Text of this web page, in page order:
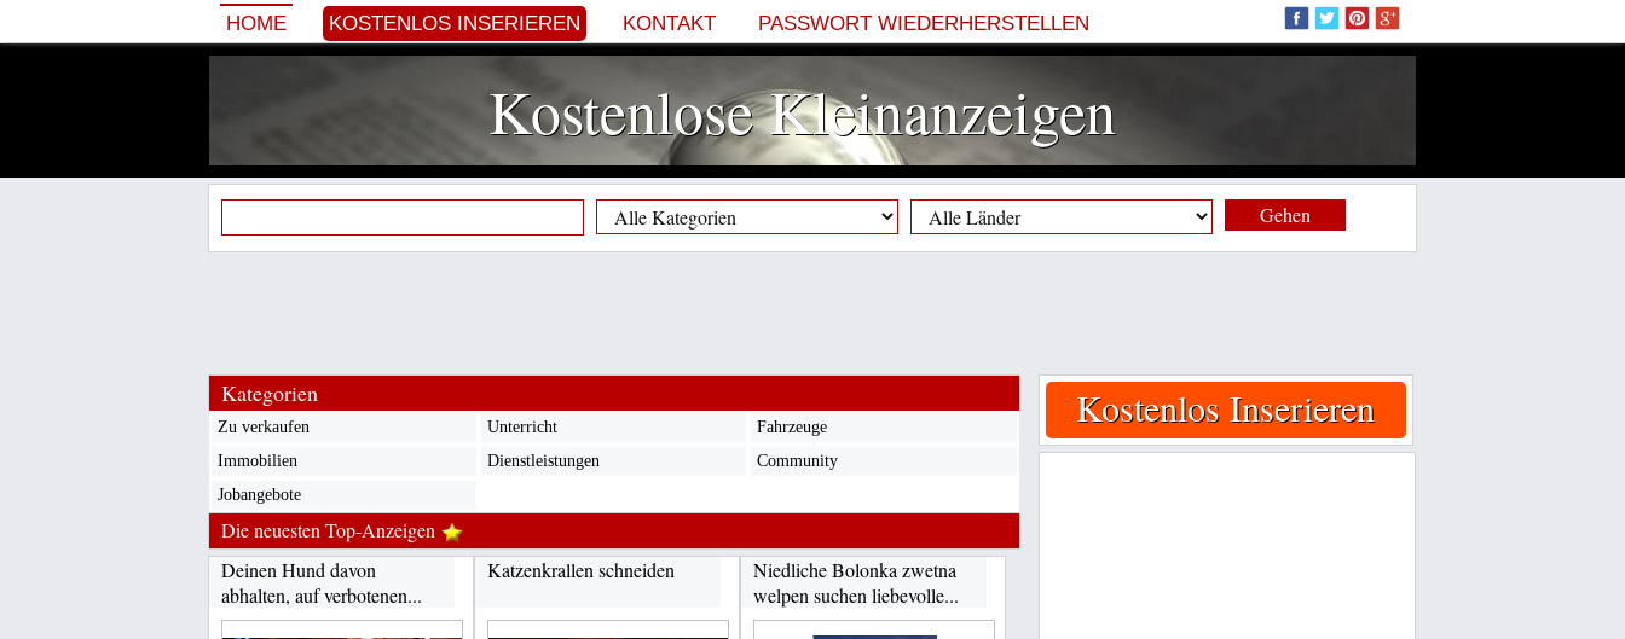
HOME KOSTENLOS INSERIEREN KONTAKT PASSWORT WIEDERHERSTELLEN
Kostenlose Kleinanzeigen
Gehen
Kategorien
Zu verkaufen Unterricht
Fahrzeuge
Immobilien
Dienstleistungen
Community
Jobangebote
Die neuesten Top-Anzeigen
Deinen Hund davon
abhalten, auf verbotenen...
Katzenkrallen schneiden
Niedliche Bolonka zwetna
welpen suchen liebevolle...
Kostenlos Inserieren